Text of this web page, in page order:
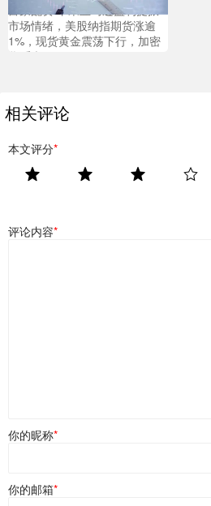
富豪配资 苹果亚马逊盈利提振
市场情绪，美股纳指期货涨逾
1%，现货黄金震荡下行，加密
货币走低
相关评论
本文评分*
评论内容*
你的昵称*
你的邮箱*